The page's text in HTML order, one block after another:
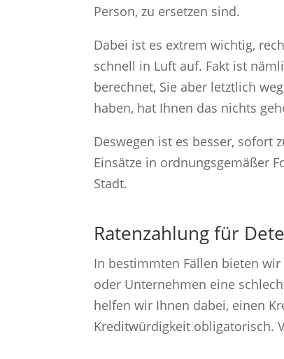
Person, zu ersetzen sind.
Dabei ist es extrem wichtig,
schnell in Luft auf. Fakt ist
berechnet, Sie aber letztlich
haben, hat Ihnen das nichts
Deswegen ist es besser, sofort
Einsätze in ordnungsgemäßer
Stadt.
Ratenzahlung für
In bestimmten Fällen bieten
oder Unternehmen eine
helfen wir Ihnen dabei, einen
Kreditwürdigkeit obligatorisch.